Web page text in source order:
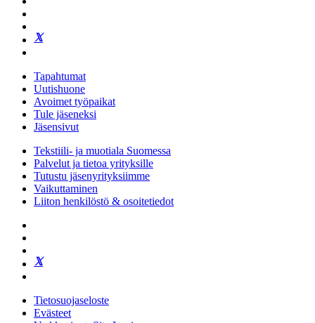
Tapahtumat
Uutishuone
Avoimet työpaikat
Tule jäseneksi
Jäsensivut
Tekstiili- ja muotiala Suomessa
Palvelut ja tietoa yrityksille
Tutustu jäsenyrityksiimme
Vaikuttaminen
Liiton henkilöstö & osoitetiedot
Tietosuojaseloste
Evästeet